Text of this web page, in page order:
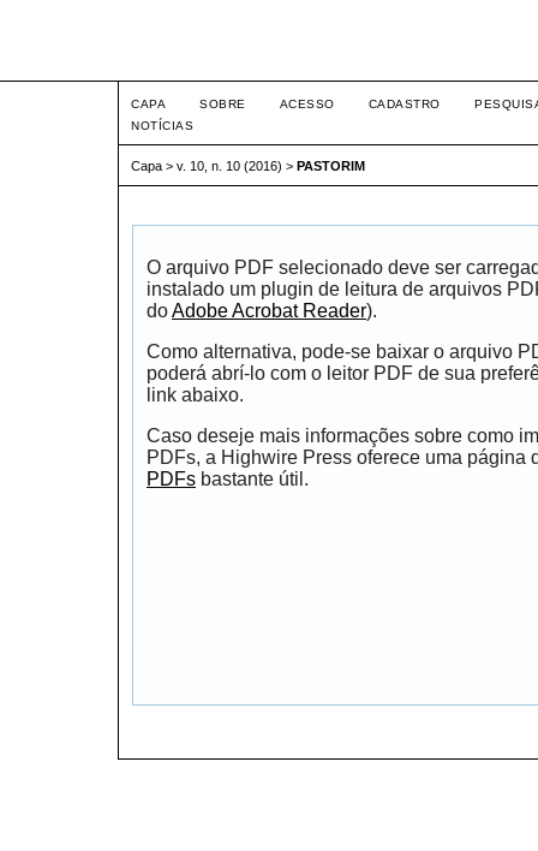
CAPA SOBRE ACESSO CADASTRO
NOTÍCIAS
Capa > v. 10, n. 10 (2016) > PASTORIM
O arquivo PDF selecionado deve ser
instalado um plugin de leitura de arquivos
doAdobe Acrobat Reader).
Como alternativa, pode-se baixar o arquivo
poderá abrí-lo com o leitor PDF de sua
link abaixo.
Caso deseje mais informações sobre como
PDFs, a Highwire Press oferece uma página
PDFs bastante útil.